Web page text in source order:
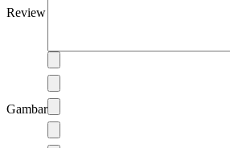
Review
Gambar